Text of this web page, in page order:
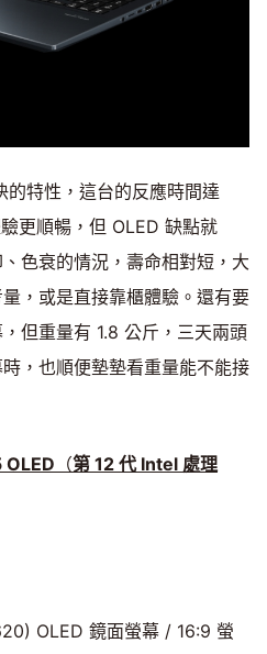
特性，這台的反應時間達
更順暢，但 OLED 缺點就
色衰的情況，壽命相對短，大
，或是直接靠櫃體驗。還有要
但重量有 1.8 公斤，三天兩頭
，也順便墊墊看重量能不能接
OLED （第 12 代 Intel 處理
OLED 鏡面螢幕 / 16:9 螢